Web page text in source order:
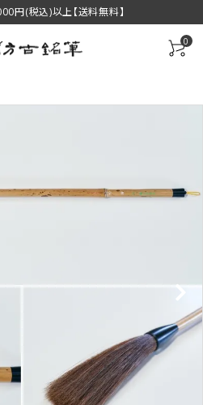
円(税込)以上【送料無料】
0